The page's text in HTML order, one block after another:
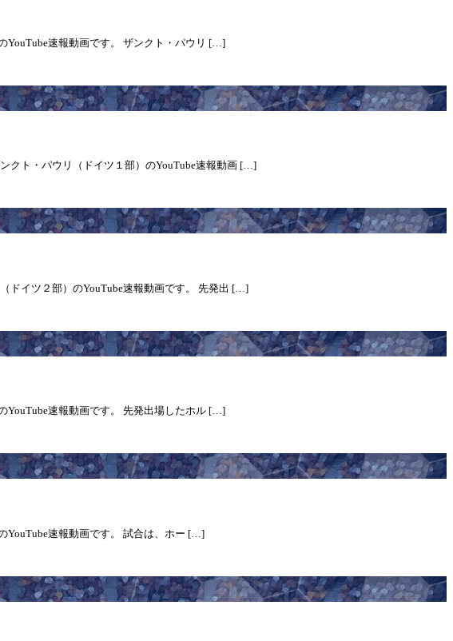
YouTube速報動画です。 ザンクト・パウリ […]
クト・パウリ（ドイツ１部）のYouTube速報動画 […]
ドイツ２部）のYouTube速報動画です。 先発出 […]
YouTube速報動画です。 先発出場したホル […]
YouTube速報動画です。 試合は、ホー […]